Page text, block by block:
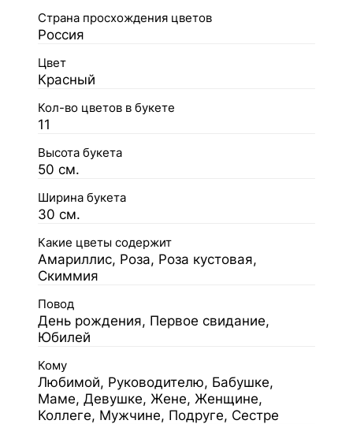
Страна просхождения цветов
Россия
Цвет
Красный
Кол-во цветов в букете
11
Высота букета
50 см.
Ширина букета
30 см.
Какие цветы содержит
Амариллис, Роза, Роза кустовая,
Скиммия
Повод
День рождения, Первое свидание,
Юбилей
Кому
Любимой, Руководителю, Бабушке,
Маме, Девушке, Жене, Женщине,
Коллеге, Мужчине, Подруге, Сестре